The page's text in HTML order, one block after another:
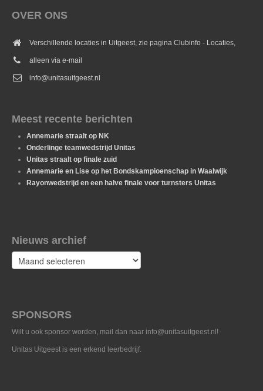
OVER ONS
Verschillende locaties in Uitgeest, zie pagina Clubinfo - Locaties,
alleen via e-mail
info@unitasuitgeest.nl
Meest recente berichten
Annemarie straalt op NK
Onderlinge teamwedstrijd Unitas
Unitas straalt op finale zuid
Annemarie en Lise op het Bondskampioenschap in Waalwijk
Rayonwedstrijd en een halve finale voor turnsters Unitas
Nieuws archief
Nieuws
archief
SPONSORS
Wilt u ook sponsor worden, mail dan naar info@unitasuitgeest.nl!
Unitas Uitgeest is een erkend leerbedrijf.